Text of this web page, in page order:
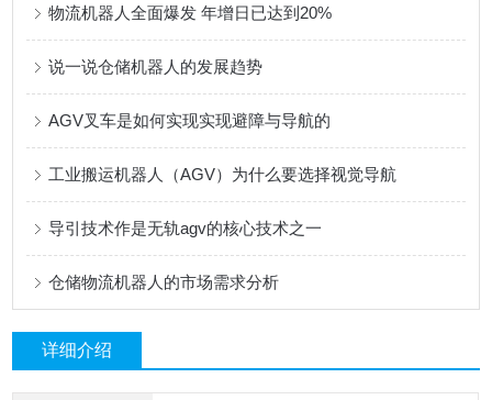
物流机器人全面爆发 年增日已达到20%
说一说仓储机器人的发展趋势
AGV叉车是如何实现实现避障与导航的
工业搬运机器人（AGV）为什么要选择视觉导航
导引技术作是无轨agv的核心技术之一
仓储物流机器人的市场需求分析
详细介绍